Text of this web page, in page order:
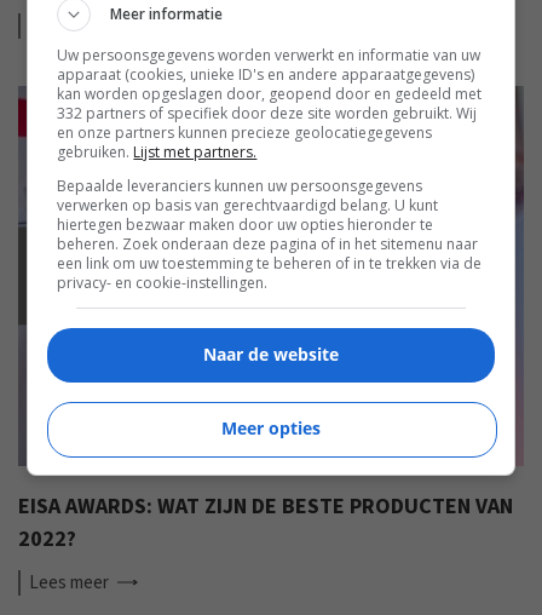
Leesmeer
EISA AWARDS: WAT ZIJN DE BESTE PRODUCTEN VAN
2022?
Lees meer
Meer informatie
Uw persoonsgegevens worden verwerkt en informatie van uw
apparaat (cookies, unieke ID's en andere apparaatgegevens)
kan worden opgeslagen door, geopend door en gedeeld met
332 partners of specifiek door deze site worden gebruikt. Wij
en onze partners kunnen precieze geolocatiegegevens
gebruiken. Lijst met partners.
Bepaalde leveranciers kunnen uw persoonsgegevens
verwerken op basis van gerechtvaardigd belang. U kunt
hiertegen bezwaar maken door uw opties hieronder te
beheren. Zoek onderaan deze pagina of in het sitemenu naar
een link om uw toestemming te beheren of in te trekken via de
privacy- en cookie-instellingen.
Naar de website
Meer opties